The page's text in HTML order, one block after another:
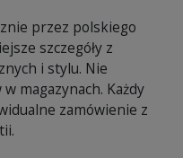
przez polskiego
szczegóły z
i stylu. Nie
magazynach. Każdy
zamówienie z